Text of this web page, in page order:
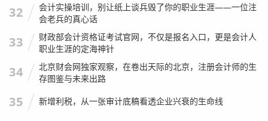
32
会计实操培训，别让纸上谈兵毁了你的职业生涯——一位注
会老兵的真心话
33
财政部会计资格证考试官网，不仅是报名入口，更是会计人
职业生涯的定海神针
34
北京财会网独家观察，在卷出天际的北京，注册会计师的生
存图鉴与未来出路
35 新增利税，从一张审计底稿看透企业兴衰的生命线